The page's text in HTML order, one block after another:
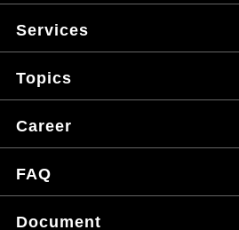
Services
Topics
Career
FAQ
Document